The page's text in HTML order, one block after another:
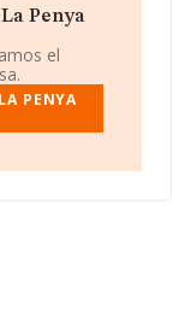
importación y/o
las cifras
el número
la media de
CIF
Penya
el
PENYA